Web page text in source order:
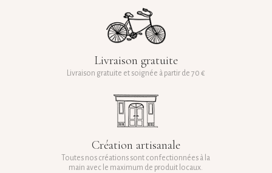
Livraison gratuite
Livraison gratuite et soignée à partir de 70 €
Création artisanale
Toutes nos créations sont confectionnées à la
main avec le maximum de produit locaux.